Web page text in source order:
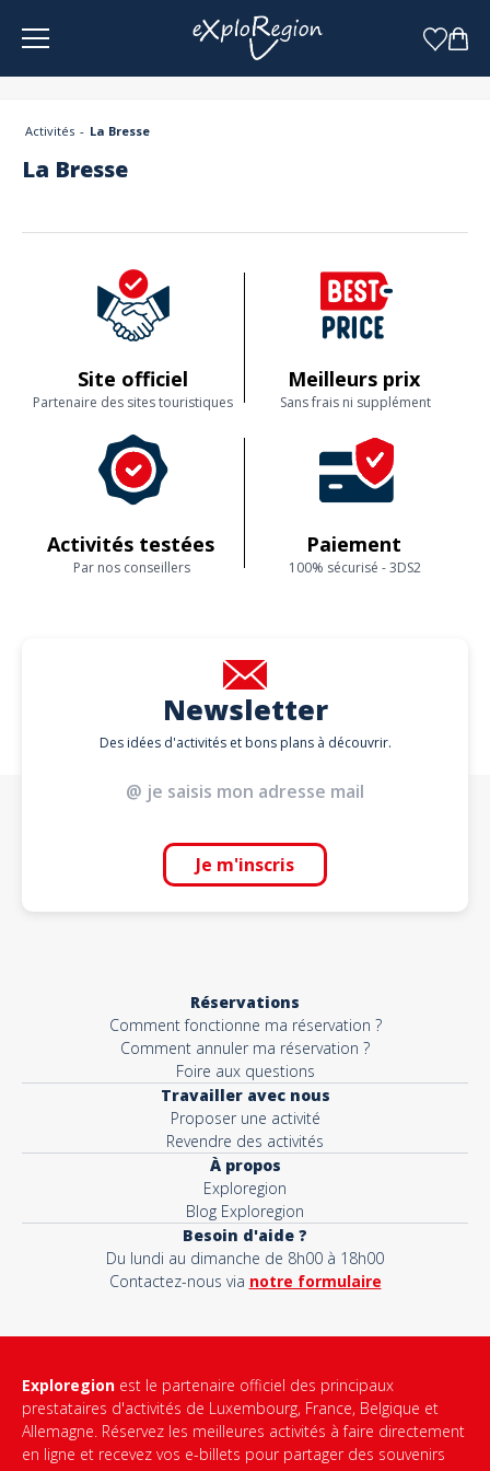
Panneau de gestion des cookies
Activités La Bresse
La Bresse
Site officiel
Partenaire des sites touristiques
Meilleurs prix
Sans frais ni supplément
Activités testées
Par nos conseillers
Paiement
100% sécurisé - 3DS2
Newsletter
Des idées d'activités et bons plans à découvrir.
Je m'inscris
Réservations
Comment fonctionne ma réservation ?
Comment annuler ma réservation ?
Foire aux questions
Travailler avec nous
Proposer une activité
Revendre des activités
À propos
Exploregion
Blog Exploregion
Besoin d'aide ?
Du lundi au dimanche de 8h00 à 18h00
Contactez-nous via notre formulaire
Exploregion est le partenaire officiel des principaux
prestataires d'activités de Luxembourg, France, Belgique et
Allemagne. Réservez les meilleures activités à faire directement
en ligne et recevez vos e-billets pour partager des souvenirs